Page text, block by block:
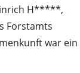
H*****,
Forstamts
war ein